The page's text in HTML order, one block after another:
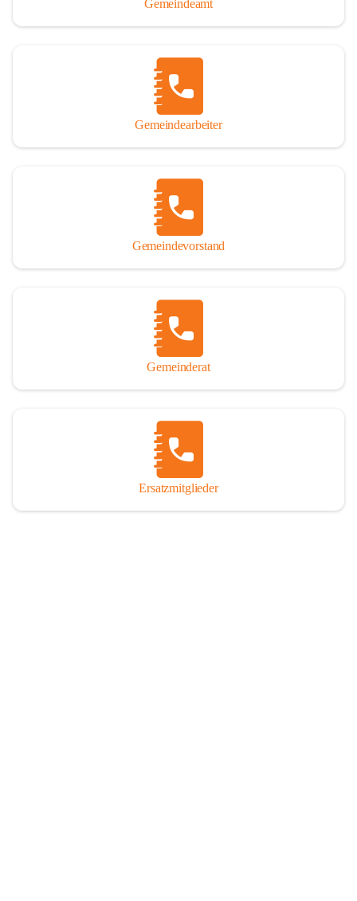
Andreas Rohatsch wurde auf das System der Fußnoten verzichtet.
Wo eine genaue Quellenangabe sinnvoll und notwendig erschien,
sind die entsprechenden Quellenhinweise in den fließenden Text
eingearbeitet. Der leichteren Lesbarkeit halber ist auch von einer
streng gendergerechten Ausdrucksform Abstand genommen
So darf ich Sie zu einer interessanten, vergnüglichen und
manchmal auch nachdenklich machenden Zeitreise durch die
Jahrhunderte, ja Jahrtausende alte Geschichte von der Steinzeit
einladen.
Gemeindeamt
Gemeindearbeiter
Gemeindevorstand
Gemeinderat
Ersatzmitglieder